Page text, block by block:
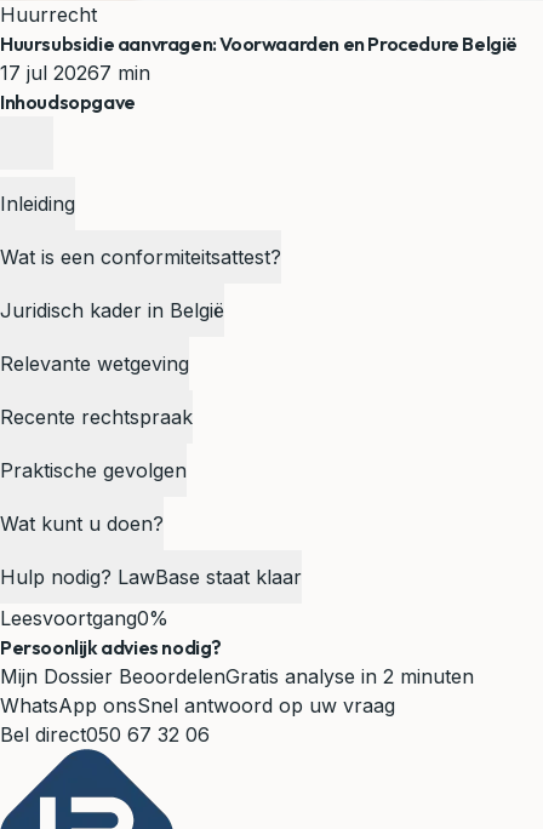
Huurrecht
Huursubsidie aanvragen: Voorwaarden en Procedure België
17 jul 20267 min
Inhoudsopgave
Inleiding
Wat is een conformiteitsattest?
Juridisch kader in België
Relevante wetgeving
Recente rechtspraak
Praktische gevolgen
Wat kunt u doen?
Hulp nodig? LawBase staat klaar
Leesvoortgang0%
Persoonlijk advies nodig?
Mijn Dossier BeoordelenGratis analyse in 2 minuten
WhatsApp onsSnel antwoord op uw vraag
Bel direct050 67 32 06